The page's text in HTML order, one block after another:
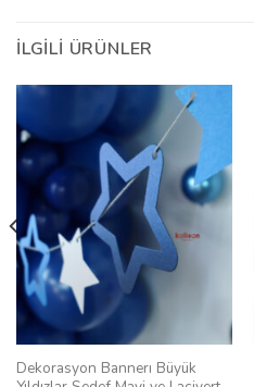
İLGILI ÜRÜNLER
Dekorasyon Bannerı Büyük